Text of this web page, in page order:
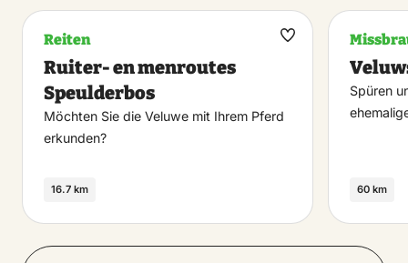
Reiten
Ruiter- en menroutes
Speulderbos
Möchten Sie die Veluwe mit Ihrem Pferd
erkunden?
16.7 km
Maak
Spüren
60 km